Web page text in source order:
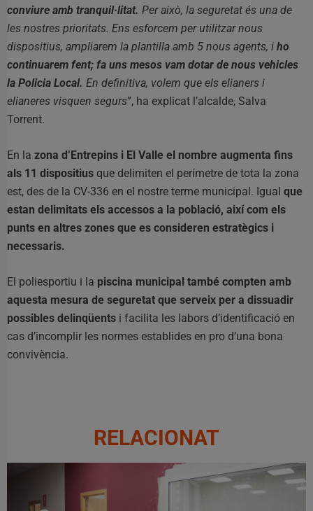
conviure amb tranquil·litat. Per això, la seguretat és una de
les nostres prioritats. Ens esforcem per utilitzar nous
dispositius, ampliarem la plantilla amb 5 nous agents, i ho
continuarem fent; fa uns mesos vam dotar de nous vehicles
la Policia Local. En definitiva, volem que els elianers i
elianeres visquen segurs”, ha explicat l’alcalde, Salva
Torrent.
En la zona d’Entrepins i El Valle el nombre augmenta fins
als 11 dispositius que delimiten el perímetre de tota la zona
est, des de la CV-336 en el nostre terme municipal. Igual que
estan delimitats els accessos a la població, així com els
punts en altres zones que es consideren estratègics i
necessaris.
El poliesportiu i la piscina municipal també compten amb
aquesta mesura de seguretat que serveix per a dissuadir
possibles delinqüents i facilita les labors d’identificació en
cas d’incomplir les normes establides en pro d’una bona
convivència.
RELACIONAT